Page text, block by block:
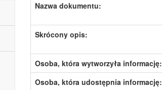
Nazwa dokumentu:
Skrócony opis:
Osoba, która wytworzyła informację:
Osoba, która udostępnia informację: